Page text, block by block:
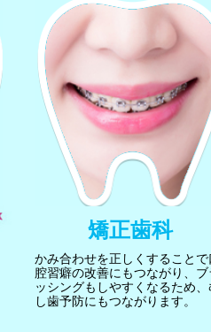
矯正歯科
かみ合わせを正しくすることで
腔習癖の改善にもつながり、ブ
ッシングもしやすくなるため、
し歯予防にもつながります。